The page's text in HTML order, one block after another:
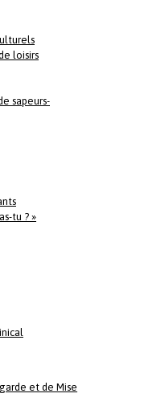
loisirs
sapeurs-
tu ? »
et de Mise